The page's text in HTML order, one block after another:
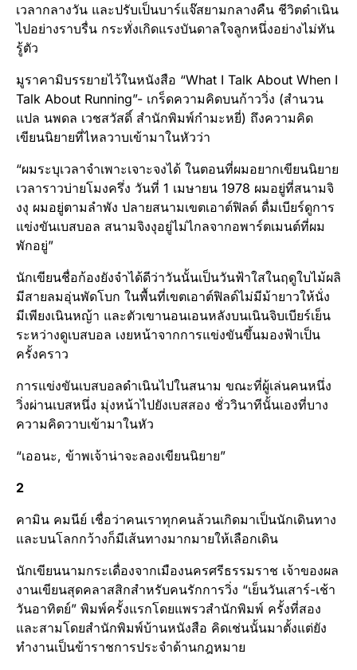
เวลากลางวัน และปรับเป็นบาร์แจ๊สยามกลางคืน ชีวิตดำเนิน
ไปอย่างราบรื่น กระทั่งเกิดแรงบันดาลใจลูกหนึ่งอย่างไม่ทัน
รู้ตัว
มูราคามิบรรยายไว้ในหนังสือ “What I Talk About When I
Talk About Running”- เกร็ดความคิดบนก้าววิ่ง (สำนวน
แปล นพดล เวชสวัสดิ์ สำนักพิมพ์กำมะหยี่) ถึงความคิด
เขียนนิยายที่ไหลวาบเข้ามาในหัวว่า
“ผมระบุเวลาจำเพาะเจาะจงได้ ในตอนที่ผมอยากเขียนนิยาย
เวลาราวบ่ายโมงครึ่ง วันที่ 1 เมษายน 1978 ผมอยู่ที่สนามจิ
งงุ ผมอยู่ตามลำพัง ปลายสนามเขตเอาต์ฟิลด์ ดื่มเบียร์ดูการ
แข่งขันเบสบอล สนามจิงงุอยู่ไม่ไกลจากอพาร์ตเมนต์ที่ผม
พักอยู่”
นักเขียนชื่อก้องยังจำได้ดีว่าวันนั้นเป็นวันฟ้าใสในฤดูใบไม้ผลิ
มีสายลมอุ่นพัดโบก ในพื้นที่เขตเอาต์ฟิลด์ไม่มีม้ายาวให้นั่ง
มีเพียงเนินหญ้า และตัวเขานอนเอนหลังบนเนินจิบเบียร์เย็น
ระหว่างดูเบสบอล เงยหน้าจากการแข่งขันขึ้นมองฟ้าเป็น
ครั้งคราว
การแข่งขันเบสบอลดำเนินไปในสนาม ขณะที่ผู้เล่นคนหนึ่ง
วิ่งผ่านเบสหนึ่ง มุ่งหน้าไปยังเบสสอง ชั่ววินาทีนั้นเองที่บาง
ความคิดวาบเข้ามาในหัว
“เออนะ, ข้าพเจ้าน่าจะลองเขียนนิยาย”
2
คามิน คมนีย์ เชื่อว่าคนเราทุกคนล้วนเกิดมาเป็นนักเดินทาง
และบนโลกกว้างก็มีเส้นทางมากมายให้เลือกเดิน
นักเขียนนามกระเดื่องจากเมืองนครศรีธรรมราช เจ้าของผล
งานเขียนสุดคลาสสิกสำหรับคนรักการวิ่ง “เย็นวันเสาร์-เช้า
วันอาทิตย์” พิมพ์ครั้งแรกโดยแพรวสำนักพิมพ์ ครั้งที่สอง
และสามโดยสำนักพิมพ์บ้านหนังสือ คิดเช่นนั้นมาตั้งแต่ยัง
ทำงานเป็นข้าราชการประจำด้านกฎหมาย